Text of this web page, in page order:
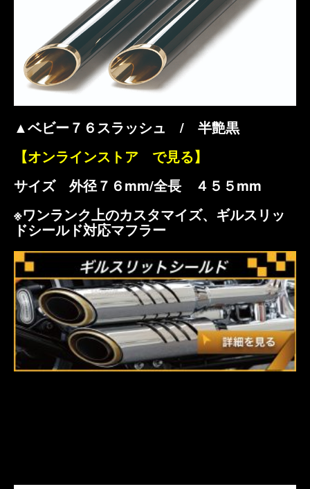
▲ベビー７６スラッシュ / 半艶黒
【オンラインストア で見る】
サイズ 外径７６mm/全長 ４５５mm
※ワンランク上のカスタマイズ、ギルスリッ
ドシールド対応マフラー